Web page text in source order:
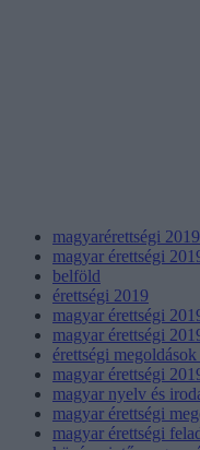
magyarérettségi 2019
magyar érettségi
belföld
érettségi 2019
magyar érettségi
magyar érettségi
érettségi
magyar érettségi
magyar nyelv és
magyar érettségi
magyar érettségi